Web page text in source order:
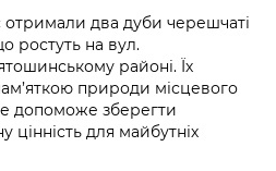
організації
спадщини
Захисниць
«Відкритий
стану
два дуби черешчаті
ростуть на вул.
районі. Їх
природи місцевого
допоможе зберегти
цінність для майбутніх